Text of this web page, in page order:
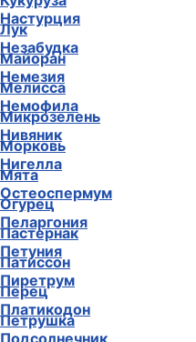
Настурция
Незабудка
Немезия
Немофила
Нивяник
Нигелла
Остеоспермум
Пеларгония
Петуния
Пиретрум
Платикодон
Подсолнечник
Лук
Майоран
Мелисса
Микрозелень
Морковь
Мята
Огурец
Пастернак
Патиссон
Перец
Петрушка